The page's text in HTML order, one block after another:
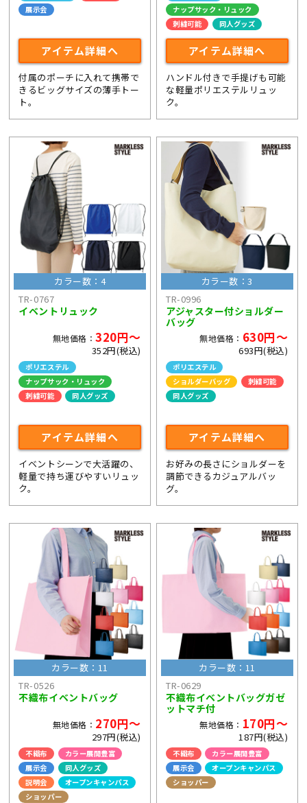
展示会
アイテム詳細へ
付属のポーチに入れて携帯で
きるビッグサイズの薄手トー
ト。
ナップサック・リュック
刺繍可能
同人グッズ
アイテム詳細へ
ハンドル付きで手提げも可能
な軽量ポリエステルリュッ
ク。
カラー数：4
TR-0767
イベントリュック
無地価格：320円～
352円(税込)
ポリエステル
ナップサック・リュック
刺繍可能
同人グッズ
アイテム詳細へ
イベントシーンで大活躍の、
軽量で持ち運びやすいリュッ
ク。
カラー数：3
TR-0996
アジャスター付ショルダー
バッグ
無地価格： 630円～
693円(税込)
ポリエステル
ショルダーバッグ
刺繍可能
同人グッズ
アイテム詳細へ
お好みの長さにショルダーを
調節できるカジュアルバッ
グ。
カラー数：11
TR-0526
不織布イベントバッグ
無地価格： 270円～
297円(税込)
不織布
カラー展開豊富
展示会
同人グッズ
説明会
オープンキャンパス
ショッパー
カラー数：11
TR-0629
不織布イベントバッグガゼ
ットマチ付
無地価格： 170円～
187円(税込)
不織布
カラー展開豊富
展示会
オープンキャンパス
ショッパー